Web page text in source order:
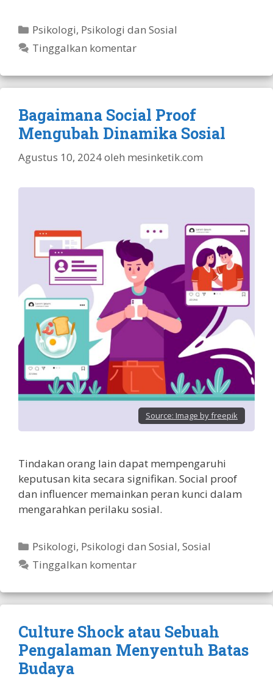
Kategori
Psikologi, Psikologi dan Sosial
Tinggalkan komentar
Bagaimana Social Proof
Mengubah Dinamika Sosial
Agustus 10, 2024oleh mesinketik.com
Source: Image by freepik
Tindakan orang lain dapat mempengaruhi
keputusan kita secara signifikan. Social proof
dan influencer memainkan peran kunci dalam
mengarahkan perilaku sosial.
Kategori
Psikologi, Psikologi dan Sosial,Sosial
Tinggalkan komentar
Culture Shock atau Sebuah
Pengalaman Menyentuh Batas
Budaya